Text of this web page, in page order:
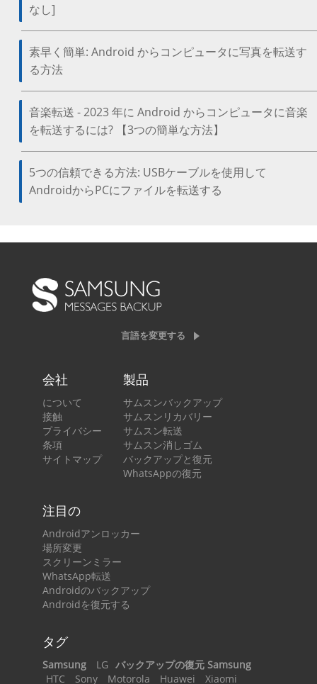
なし]
素早く簡単: Android からコンピュータに写真を転送す
る方法
音楽転送 - 2023 年に Android からコンピュータに音楽
を転送するには? 【3つの簡単な方法】
5つの信頼できる方法: USBケーブルを使用して
AndroidからPCにファイルを転送する
言語を変更する
会社
について
接触
プライバシー
条項
サイトマップ
製品
サムスンバックアップ
サムスンリカバリー
サムスン転送
サムスン消しゴム
バックアップと復元
WhatsAppの復元
注目の
Androidアンロッカー
場所変更
スクリーンミラー
WhatsApp転送
Androidのバックアップ
Androidを復元する
タグ
Samsung LG バックアップの復元 Samsung
HTC
Sony Motorola Huawei Xiaomi